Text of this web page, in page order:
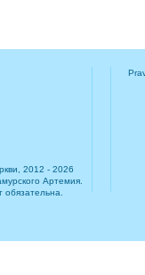
2012 - 2026
Артемия.